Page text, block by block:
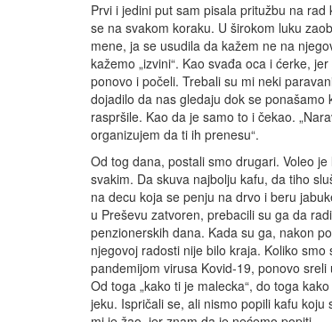
Prvi i jedini put sam pisala pritužbu na
se na svakom koraku. U širokom luku
mene, ja se usudila da kažem ne na
kažemo „izvini“. Kao svađa oca i ćerke,
ponovo i počeli. Trebali su mi neki
dojadilo da nas gledaju dok se
raspršile. Kao da je samo to i čekao.
organizujem da ti ih prenesu“.
Od tog dana, postali smo drugari. Voleo
svakim. Da skuva najbolju kafu, da tiho
na decu koja se penju na drvo i beru
u Preševu zatvoren, prebacili su ga da
penzionerskih dana. Kada su ga, nakon
njegovoj radosti nije bilo kraja. Koliko
pandemijom virusa Kovid-19, ponovo
Od toga „kako ti je malecka“, do toga
jeku. Ispričali se, ali nismo popili kafu